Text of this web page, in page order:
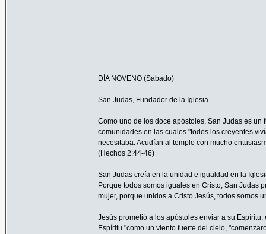
DÍA NOVENO (Sabado)
San Judas, Fundador de la Iglesia
Como uno de los doce apóstoles, San Judas es
comunidades en las cuales "todos los creyentes
necesitaba. Acudían al templo con mucho
(Hechos 2:44-46)
San Judas creía en la unidad e igualdad en la
Porque todos somos iguales en Cristo, San Judas
mujer, porque unidos a Cristo Jesús, todos somos
Jesús prometió a los apóstoles enviar a su
Espíritu "como un viento fuerte del cielo,